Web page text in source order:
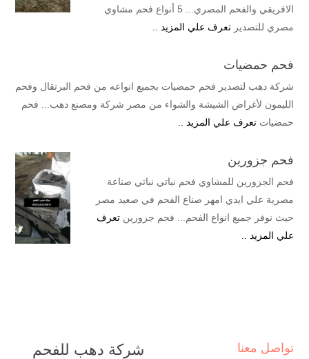
الافريقي والفحم المصري... 5 أنواع فحم مشاوي
مصري للتصدير تعرف علي المزيد ..
فحم حمضيات
شركة دهب لتصدير فحم حمضيات بجميع انواعه من فحم البرتقال وفحم
الليمون لأغراض الشيشة والشواء من مصر شركة ومصنع دهب... فحم
حمضيات تعرف علي المزيد ..
فحم جزورين
فحم الجزورين للمشاوي فحم نباتي نباتي صناعة
مصرية علي ايدي امهر صناع الفحم في صعيد مصر
حيث نوفر جميع انواع الفحم... فحم جزورين تعرف
علي المزيد ..
تواصل معنا
شركة دهب للفحم